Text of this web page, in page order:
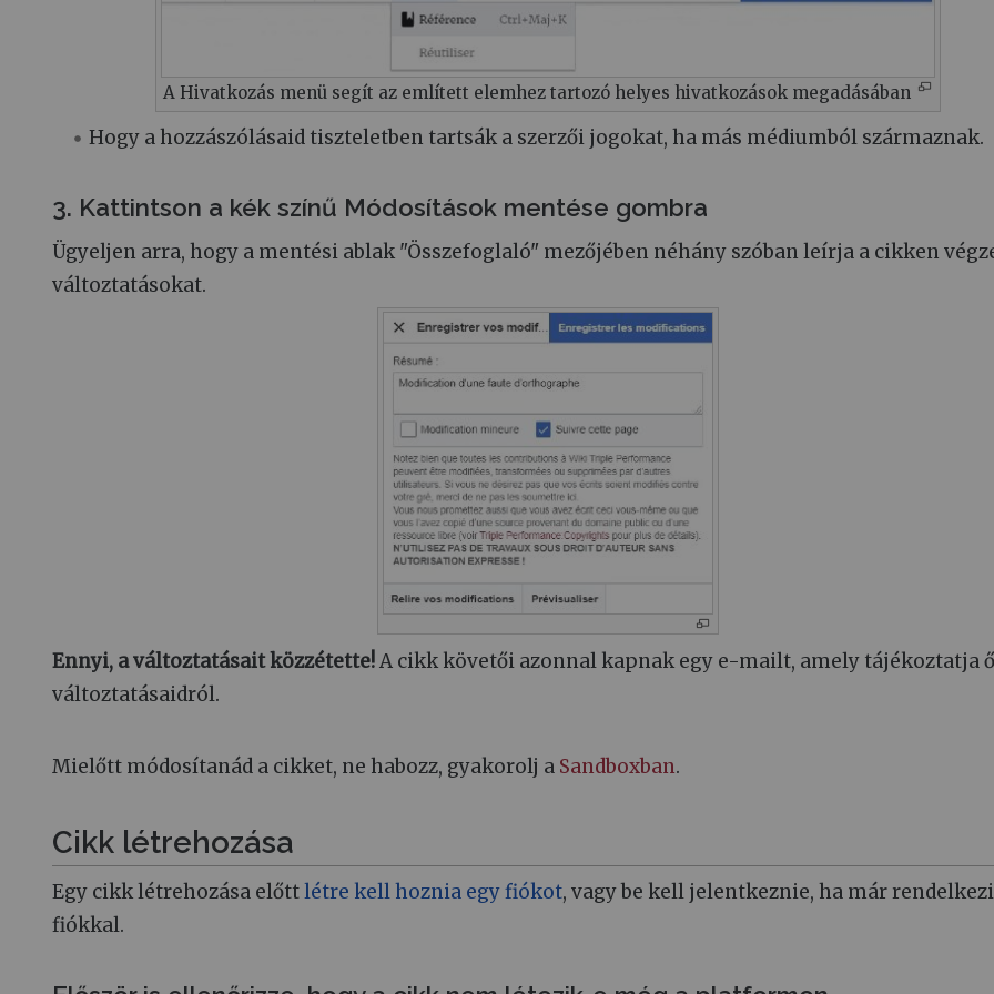
A Hivatkozás menü segít az említett elemhez tartozó helyes hivatkozások megadásában
Hogy a hozzászólásaid tiszteletben tartsák a szerzői jogokat, ha más médiumból származnak.
3. Kattintson a kék színű Módosítások mentése gombra
Ügyeljen arra, hogy a mentési ablak "Összefoglaló" mezőjében néhány szóban leírja a cikken
változtatásokat.
Ennyi, a változtatásait közzétette!A cikk követői azonnal kapnak egy e-mailt, amely tájékoztatja
változtatásaidról.
Mielőtt módosítanád a cikket, ne habozz, gyakorolj a Sandboxban.
Cikk létrehozása
Egy cikk létrehozása előttlétre kell hoznia egy fiókot, vagy be kell jelentkeznie, ha már
fiókkal.